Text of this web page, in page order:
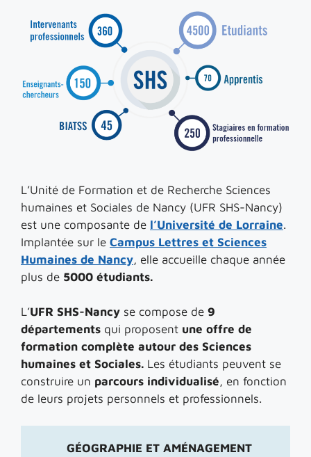
L’Unité de Formation et de Recherche Sciences
humaines et Sociales de Nancy (UFR SHS-Nancy)
est une composante de l’Université de Lorraine.
Implantée sur le Campus Lettres et Sciences
Humaines de Nancy, elle accueille chaque année
plus de 5000 étudiants.
L’UFR SHS-Nancy se compose de 9
départements qui proposent une offre de
formation complète autour des Sciences
humaines et Sociales. Les étudiants peuvent se
construire un parcours individualisé, en fonction
de leurs projets personnels et professionnels.
GÉOGRAPHIE ET AMÉNAGEMENT